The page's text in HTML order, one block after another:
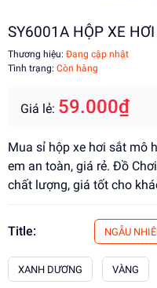
SY6001A HỘP XE
Thương hiệu: Đang cập nhật
Tình trạng: Còn hàng
Giá lẻ: 59.000₫
Mua sỉ hộp xe hơi sắt mô
em an toàn, giá rẻ. Đồ
chất lượng, giá tốt cho
Title: NGẪU
XANH DƯƠNG VÀNG